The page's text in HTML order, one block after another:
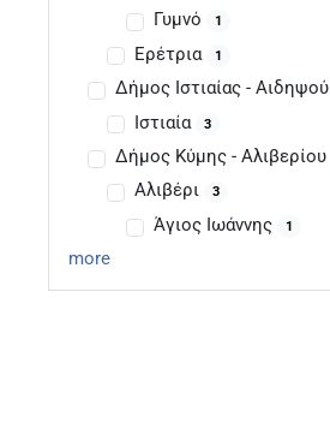
Γυμνό 1
Ερέτρια 1
Δήμος Ιστιαίας - Αιδηψού
Ιστιαία 3
Δήμος Κύμης - Αλιβερίου
Αλιβέρι 3
Άγιος Ιωάννης 1
more